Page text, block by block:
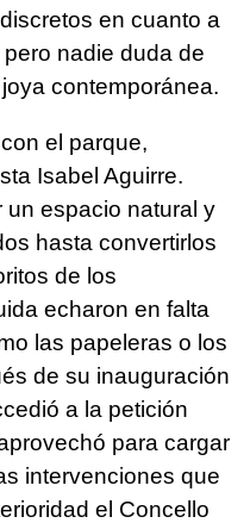
en cuanto a
nadie duda de
contemporánea.
el parque,
Isabel Aguirre.
espacio natural y
hasta convertirlos
de los
echaron en falta
las papeleras o los
de su inauguración
a la petición
para cargar
intervenciones que
el Concello